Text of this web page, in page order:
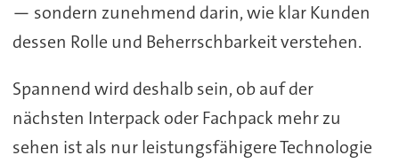
— sondern zunehmend darin, wie klar Kunden
dessen Rolle und Beherrschbarkeit verstehen.
Spannend wird deshalb sein, ob auf der
nächsten Interpack oder Fachpack mehr zu
sehen ist als nur leistungsfähigere Technologie